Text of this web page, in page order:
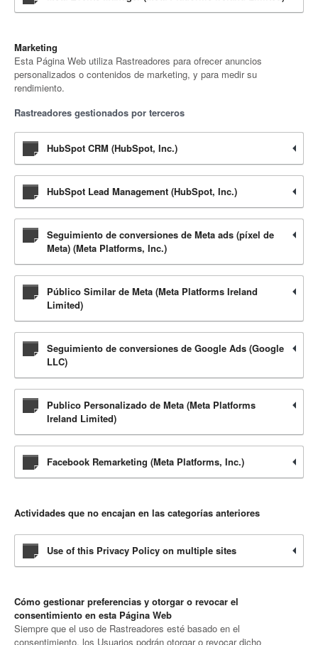
Marketing
Esta Página Web utiliza Rastreadores para ofrecer anuncios
personalizados o contenidos de marketing, y para medir su
rendimiento.
Rastreadores gestionados por terceros
HubSpot CRM (HubSpot, Inc.)
HubSpot Lead Management (HubSpot, Inc.)
Seguimiento de conversiones de Meta ads (píxel de
Meta) (Meta Platforms, Inc.)
Público Similar de Meta (Meta Platforms Ireland
Limited)
Seguimiento de conversiones de Google Ads (Google
LLC)
Publico Personalizado de Meta (Meta Platforms
Ireland Limited)
Facebook Remarketing (Meta Platforms, Inc.)
Actividades que no encajan en las categorías anteriores
Use of this Privacy Policy on multiple sites
Cómo gestionar preferencias y otorgar o revocar el
consentimiento en esta Página Web
Siempre que el uso de Rastreadores esté basado en el
consentimiento, los Usuarios podrán otorgar o revocar dicho